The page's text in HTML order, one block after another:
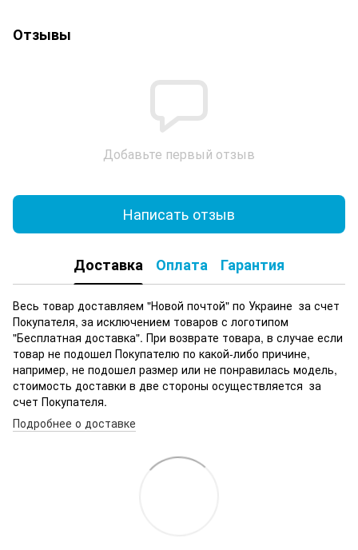
Отзывы
Добавьте первый отзыв
Написать отзыв
Доставка Оплата Гарантия
Весь товар доставляем "Новой почтой" по Украине за счет
Покупателя, за исключением товаров с логотипом
"Бесплатная доставка". При возврате товара, в случае если
товар не подошел Покупателю по какой-либо причине,
например, не подошел размер или не понравилась модель,
стоимость доставки в две стороны осуществляется за
счет Покупателя.
Подробнее о доставке